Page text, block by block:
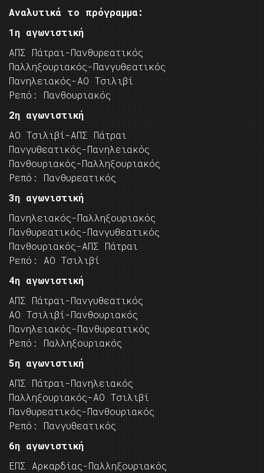
Αναλυτικά το πρόγραμμα:
1η αγωνιστική
ΑΠΣ Πάτραι-Πανθυρεατικός
Παλληξουριακός-Πανγυθεατικός
Πανηλειακός-ΑΟ Τσιλιβί
Ρεπό: Πανθουριακός
2η αγωνιστική
ΑΟ Τσιλιβί-ΑΠΣ Πάτραι
Πανγυθεατικός-Πανηλειακός
Πανθουριακός-Παλληξουριακός
Ρεπό: Πανθυρεατικός
3η αγωνιστική
Πανηλειακός-Παλληξουριακός
Πανθυρεατικός-Πανγυθεατικός
Πανθουριακός-ΑΠΣ Πάτραι
Ρεπό: ΑΟ Τσιλιβί
4η αγωνιστική
ΑΠΣ Πάτραι-Πανγυθεατικός
ΑΟ Τσιλιβί-Πανθουριακός
Πανηλειακός-Πανθυρεατικός
Ρεπό: Παλληξουριακός
5η αγωνιστική
ΑΠΣ Πάτραι-Πανηλειακός
Παλληξουριακός-ΑΟ Τσιλιβί
Πανθυρεατικός-Πανθουριακός
Ρεπό: Πανγυθεατικός
6η αγωνιστική
ΕΠΣ Αρκαρδίας-Παλληξουριακός